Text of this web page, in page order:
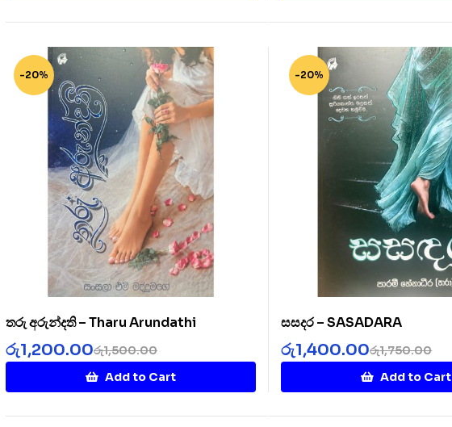
-20%
තරු අරුන්දති – Tharu Arundathi
රු1,500.00
රු1,200.00
Add to Cart
-20%
සසදර – SASADARA
රු1,750.00
රු1,400.00
Add to Cart